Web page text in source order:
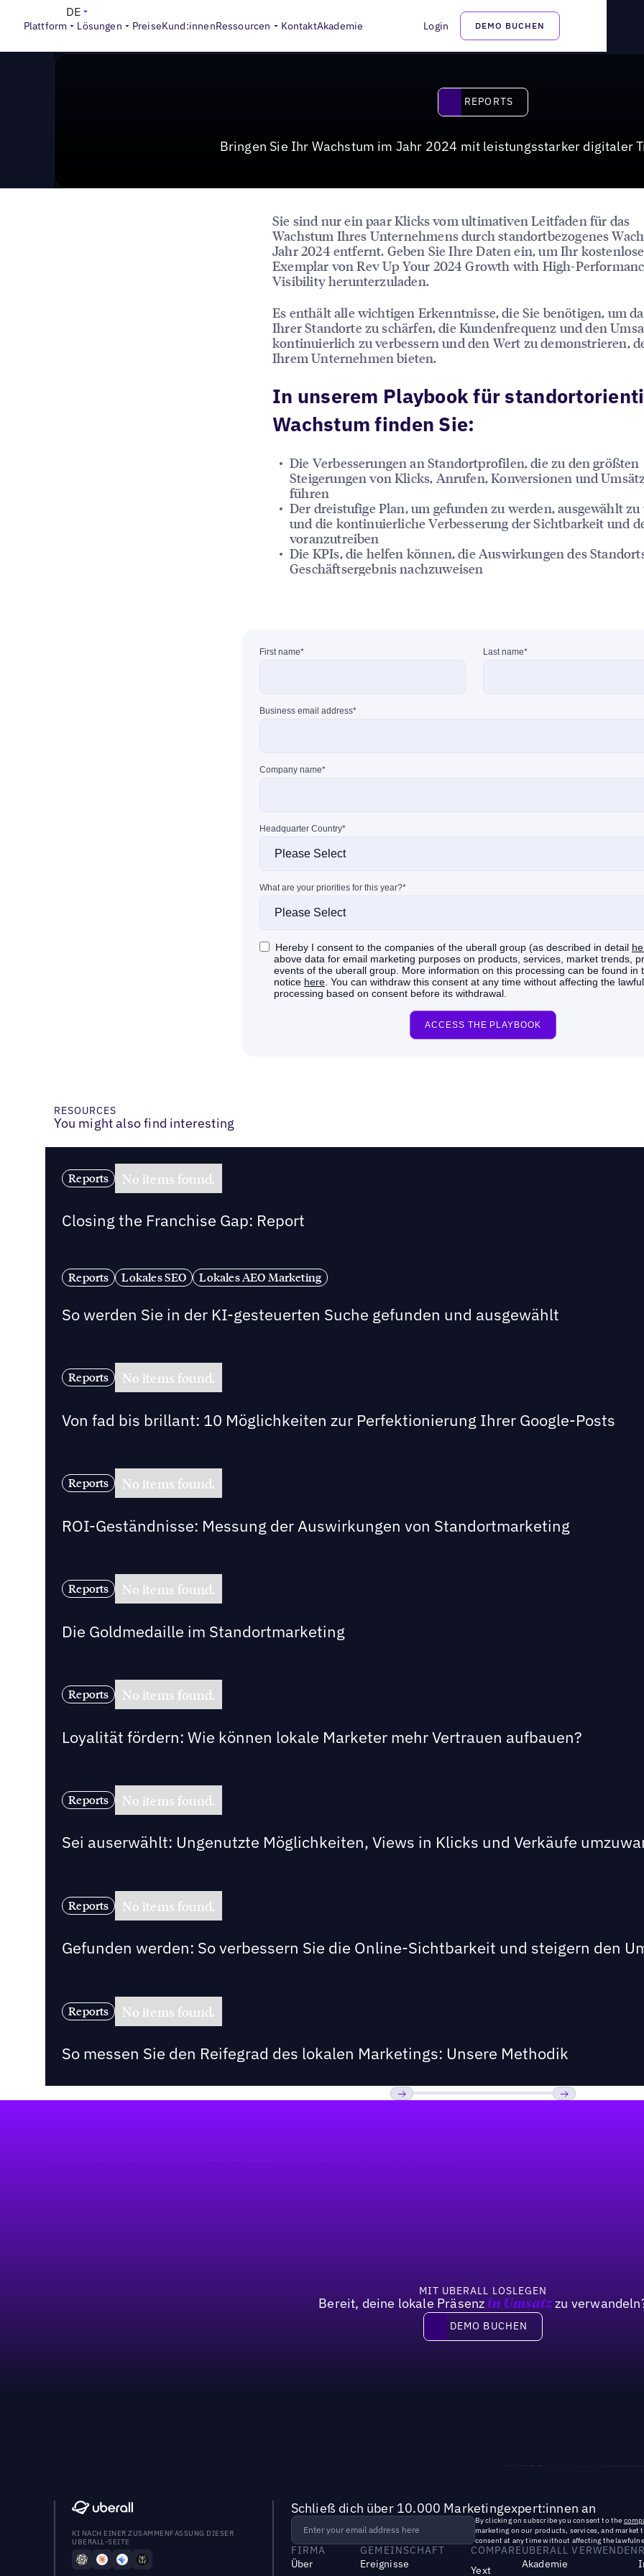
Plattform Lösungen PreiseKund:innenRessourcen KontaktAkademie Login DEMO BUCHEN
DE
Reports
Reports
REPORTS
Bringen Sie Ihr Wachstum im Jahr 2024 mit leistungsstarker digitaler
Sie sind nur ein paar Klicks vom ultimativen Leitfaden für das
Wachstum Ihres Unternehmens durch standortbezogenes
Jahr 2024 entfernt. Geben Sie Ihre Daten ein, um Ihr
Exemplar von Rev Up Your 2024 Growth with High-
Visibility herunterzuladen.
Es enthält alle wichtigen Erkenntnisse, die Sie benötigen, um
Ihrer Standorte zu schärfen, die Kundenfrequenz und den
kontinuierlich zu verbessern und den Wert zu demonstrieren,
Ihrem Unternehmen bieten.
In unserem Playbook für
Wachstum finden Sie:
Die Verbesserungen an Standortprofilen, die zu den größten
Steigerungen von Klicks, Anrufen, Konversionen und
führen
Der dreistufige Plan, um gefunden zu werden, ausgewählt zu
und die kontinuierliche Verbesserung der Sichtbarkeit und
voranzutreiben
Die KPIs, die helfen können, die Auswirkungen des
Geschäftsergebnis nachzuweisen
RESOURCES
You might also find interesting
Reports No items found.
Closing the Franchise Gap: Report
Reports Lokales SEO Lokales AEO Marketing
So werden Sie in der KI-gesteuerten Suche gefunden und ausgewählt
Reports No items found.
Von fad bis brillant: 10 Möglichkeiten zur Perfektionierung Ihrer Google-Posts
Reports No items found.
ROI-Geständnisse: Messung der Auswirkungen von Standortmarketing
Reports No items found.
Die Goldmedaille im Standortmarketing
Reports No items found.
Loyalität fördern: Wie können lokale Marketer mehr Vertrauen aufbauen?
Reports No items found.
Sei auserwählt: Ungenutzte Möglichkeiten, Views in Klicks und Verkäufe
Reports No items found.
Gefunden werden: So verbessern Sie die Online-Sichtbarkeit und steigern den
Reports No items found.
So messen Sie den Reifegrad des lokalen Marketings: Unsere Methodik
MIT UBERALL LOSLEGEN
Bereit, deine lokale Präsenzin Umsatzzu
DEMO BUCHEN
DEMO BUCHEN
KI NACH EINER ZUSAMMENFASSUNG DIESER
UBERALL-SEITE
Schließ dich über 10.000 Marketingexpert:innen an
By clicking on subscribe you consent to the
marketing on our products, services, and market
consent at any time without affecting the
FIRMA
Über
GEMEINSCHAFT
Ereignisse
COMPARE
Yext
UBERALL VERWENDEN
Akademie